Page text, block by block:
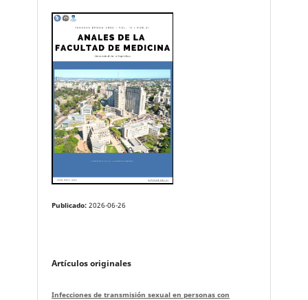
Publicado: 2026-06-26
Artículos originales
Infecciones de transmisión sexual en personas con